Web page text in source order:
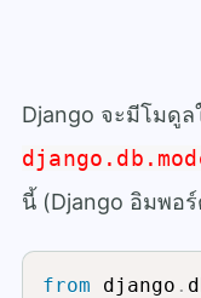
Django จะมีโมดู
นี้ (Django อิมพอ
from django .